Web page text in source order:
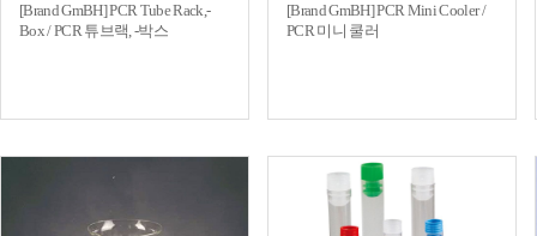
[Brand GmBH] PCR Tube Rack,-
Box / PCR 튜브랙, -박스
[Brand GmBH] PCR Mini Cooler /
PCR 미니 쿨러